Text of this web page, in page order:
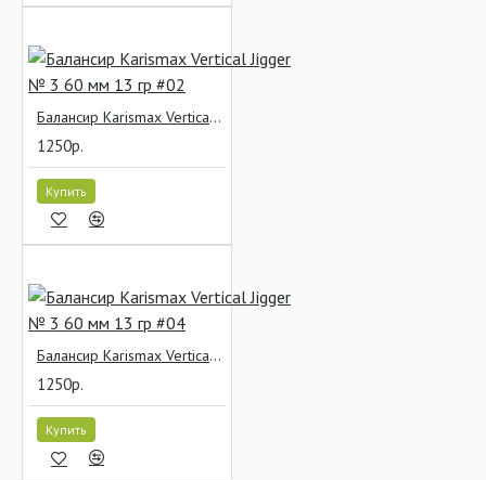
Балансир Karismax Vertical Jigger № 3 60 мм 13 гр #02
1250р.
Купить
Балансир Karismax Vertical Jigger № 3 60 мм 13 гр #04
1250р.
Купить